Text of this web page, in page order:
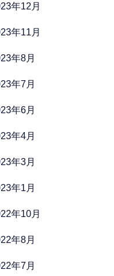
年12月
年11月
年8月
年7月
年6月
年4月
年3月
年1月
年10月
年8月
年7月